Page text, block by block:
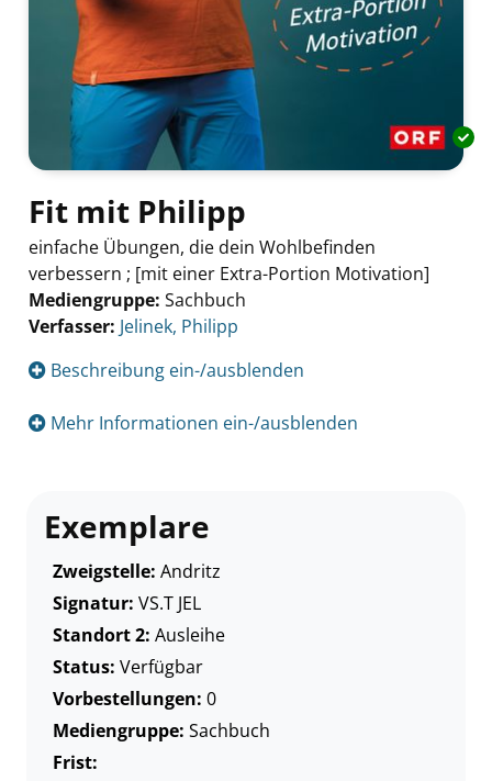
Fit mit Philipp
einfache Übungen, die dein Wohlbefinden
verbessern ; [mit einer Extra-Portion Motivation]
Mediengruppe: Sachbuch
Verfasser: Suche nach diesem Verfasser
Jelinek, Philipp
Beschreibung ein-/ausblenden
Mehr Informationen ein-/ausblenden
Exemplare
Zweigstelle: Andritz
Signatur: VS.T JEL
Standort 2: Ausleihe
Status: Verfügbar
Vorbestellungen: 0
Mediengruppe: Sachbuch
Frist: